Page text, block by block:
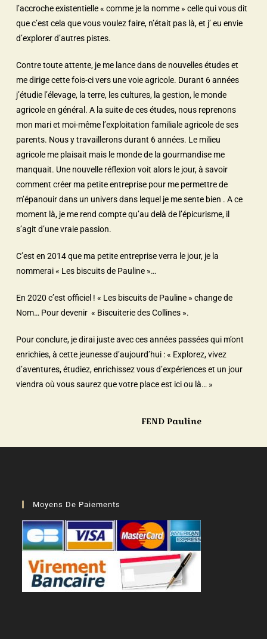
l’accroche existentielle « comme je la nomme » celle qui vous dit
que c’est cela que vous voulez faire, n’était pas là, et j’ eu envie
d’explorer d’autres pistes.
Contre toute attente, je me lance dans de nouvelles études et
me dirige cette fois-ci vers une voie agricole. Durant 6 années
j’étudie l’élevage, la terre, les cultures, la gestion, le monde
agricole en général. A la suite de ces études, nous reprenons
mon mari et moi-même l’exploitation familiale agricole de ses
parents. Nous y travaillerons durant 6 années. Le milieu
agricole me plaisait mais le monde de la gourmandise me
manquait. Une nouvelle réflexion voit alors le jour, à savoir
comment créer ma petite entreprise pour me permettre de
m’épanouir dans un univers dans lequel je me sente bien . A ce
moment là, je me rend compte qu’au delà de l’épicurisme, il
s’agit d’une vraie passion.
C’est en 2014 que ma petite entreprise verra le jour, je la
nommerai « Les biscuits de Pauline »…
En 2020 c’est officiel ! « Les biscuits de Pauline » change de
Nom… Pour devenir « Biscuiterie des Collines ».
Pour conclure, je dirai juste avec ces années passées qui m’ont
enrichies, à cette jeunesse d’aujourd’hui : « Explorez, vivez
d’aventures, étudiez, enrichissez vous d’expériences et un jour
viendra où vous saurez que votre place est ici ou là… »
FEND Pauline
Moyens De Paiements